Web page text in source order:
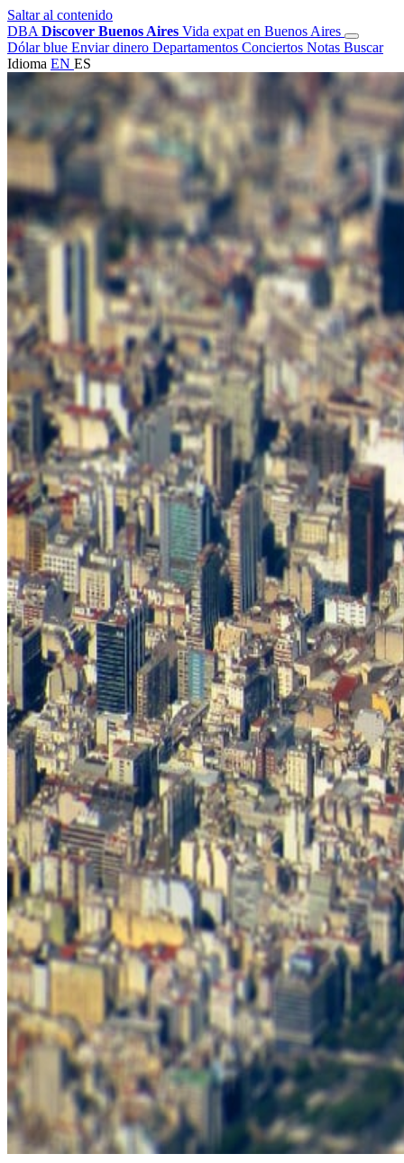
Saltar al contenido
DBA Discover Buenos Aires Vida expat en Buenos Aires
Dólar blue Enviar dinero Departamentos Conciertos Notas Buscar
Idioma EN ES